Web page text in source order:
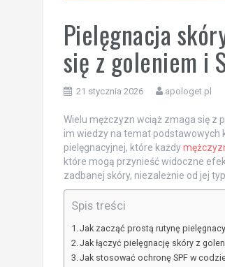
Pielęgnacja
się z goleniem i
21 stycznia 2026 apologet.pl
Wielu mężczyzn wciąż zmaga się z
im wiedzy na temat podstawowych
pielęgnacyjnej, które każdy
które mogą przynieść widoczne
zadbanej skóry, niezależnie od jej
Spis treści
Jak zacząć prostą rutynę
Jak łączyć pielęgnację skóry z
Jak stosować ochronę SPF w